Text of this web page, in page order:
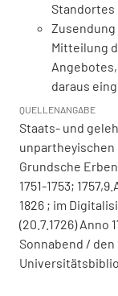
Mitteilung
daraus
QUELLENANGABE
Staats- und
unpartheyischen
Grundsche
1751-1753;
1826 ; im
(20.7.1726) Anno
Sonnabend / den